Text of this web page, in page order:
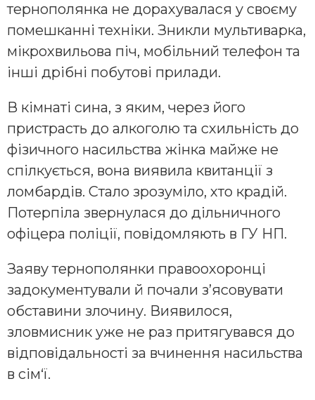
тернополянка не дорахувалася у своєму
помешканні техніки. Зникли мультиварка,
мікрохвильова піч, мобільний телефон та
інші дрібні побутові прилади.
В кімнаті сина, з яким, через його
пристрасть до алкоголю та схильність до
фізичного насильства жінка майже не
спілкується, вона виявила квитанції з
ломбардів. Стало зрозуміло, хто крадій.
Потерпіла звернулася до дільничного
офіцера поліції, повідомляють в ГУ НП.
Заяву тернополянки правоохоронці
задокументували й почали з’ясовувати
обставини злочину. Виявилося,
зловмисник уже не раз притягувався до
відповідальності за вчинення насильства
в сім‘ї.